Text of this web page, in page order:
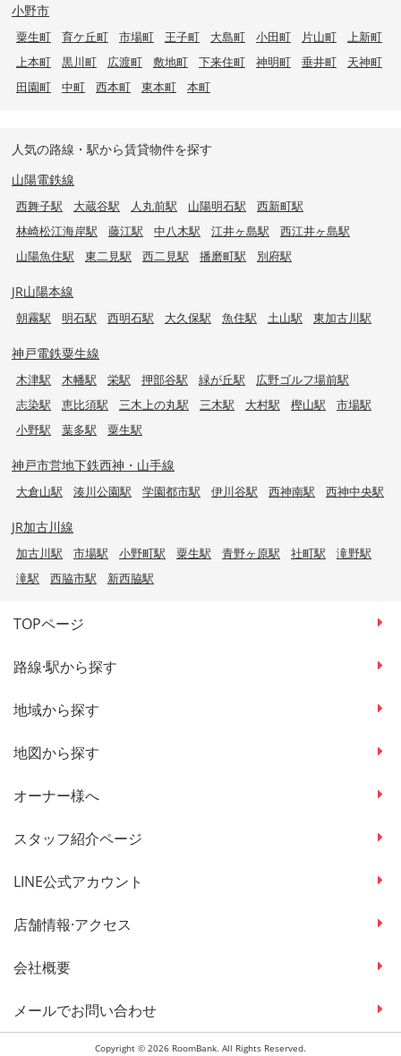
小野市
粟生町 育ケ丘町 市場町 王子町 大島町 小田町 片山町
上新町
上本町
黒川町 広渡町 敷地町 下来住町 神明町 垂井町
天神町
田園町
中町 西本町 東本町 本町
人気の路線・駅から賃貸物件を探す
山陽電鉄線
西舞子駅 大蔵谷駅 人丸前駅 山陽明石駅
西新町駅
林崎松江海岸駅
藤江駅 中八木駅 江井ヶ島駅
西江井ヶ島駅
山陽魚住駅
東二見駅 西二見駅 播磨町駅 別府駅
JR山陽本線
朝霧駅 明石駅 西明石駅 大久保駅 魚住駅 土山駅 東加古川駅
神戸電鉄粟生線
木津駅 木幡駅 栄駅 押部谷駅 緑が丘駅
広野ゴルフ場前駅
志染駅
恵比須駅 三木上の丸駅 三木駅 大村駅 樫山駅
市場駅
小野駅
葉多駅 粟生駅
神戸市営地下鉄西神・山手線
大倉山駅 湊川公園駅 学園都市駅 伊川谷駅 西神南駅 西神中央駅
JR加古川線
加古川駅 市場駅 小野町駅 粟生駅 青野ヶ原駅 社町駅
滝野駅
滝駅
西脇市駅 新西脇駅
TOPページ
路線·駅から探す
地域から探す
地図から探す
オーナー様へ
スタッフ紹介ページ
LINE公式アカウント
店舗情報·アクセス
会社概要
メールでお問い合わせ
Copyright © 2026 RoomBank. All Rights Reserved.